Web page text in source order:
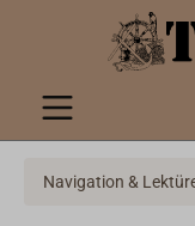
springen
Navigation &